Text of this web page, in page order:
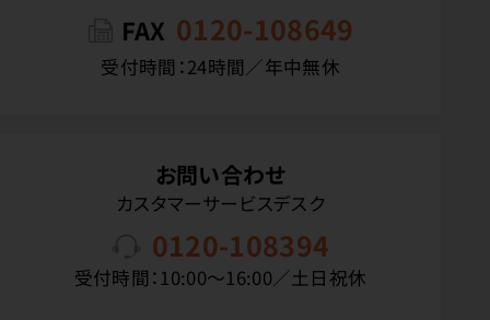
FAX 0120-108649
受付時間：24時間／年中無休
お問い合わせ
カスタマーサービスデスク
0120-108394
受付時間：10:00〜16:00／土日祝休